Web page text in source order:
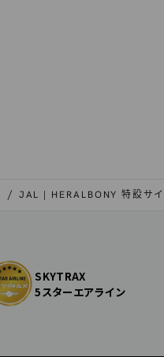
JAL | HERALBONY 特設サイ
SKYTRAX
5スターエアライン